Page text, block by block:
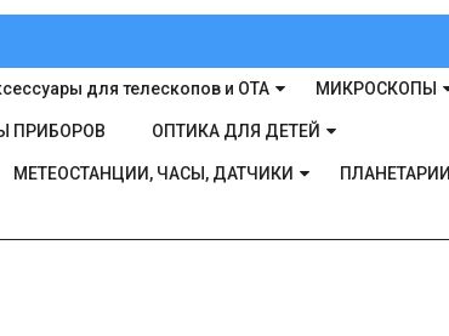
для телескопов и ОТА МИКРОСКОПЫ
ПРИБОРОВ ОПТИКА ДЛЯ ДЕТЕЙ
МЕТЕОСТАНЦИИ, ЧАСЫ, ДАТЧИКИ ПЛАНЕТАРИИ